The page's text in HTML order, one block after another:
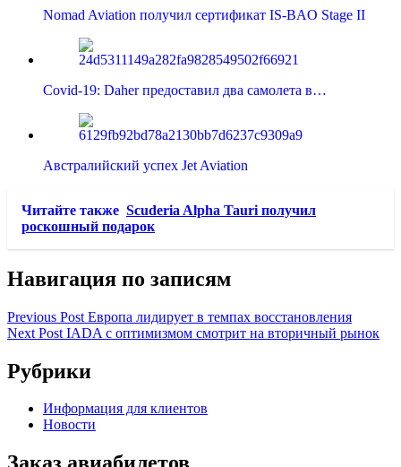
Nomad Aviation получил сертификат IS-BAO Stage II
Covid-19: Daher предоставил два самолета в…
Австралийский успех Jet Aviation
Читайте также Scuderia Alpha Tauri получил
роскошный подарок
Навигация по записям
Previous Post Европа лидирует в темпах восстановления
Next Post IADA с оптимизмом смотрит на вторичный рынок
Рубрики
Информация для клиентов
Новости